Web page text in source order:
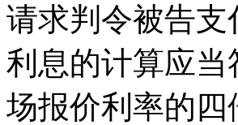
请求判令被告
利息的计算应
场报价利率的